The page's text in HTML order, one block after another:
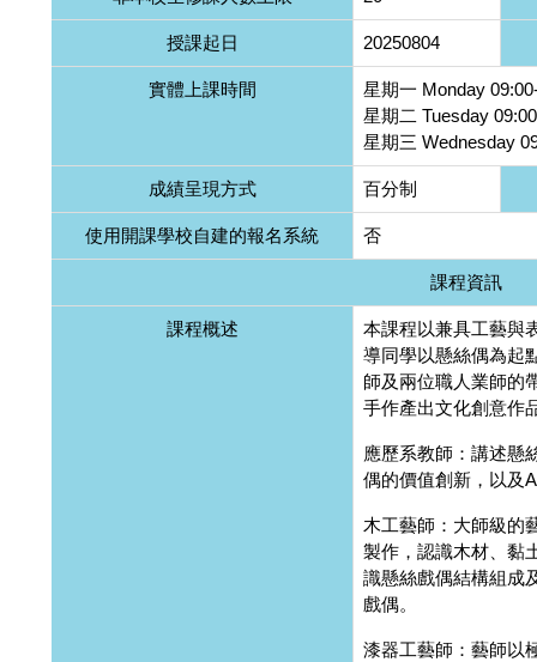
授課起日 20250804
實體上課時間
星期一 Monday
星期二 Tuesday
星期三 Wednesday
成績呈現方式 百分制
使用開課學校自建的報名系統 否
課程資訊
課程概述
本課程以兼具工藝與
導同學以懸絲偶為起
師及兩位職人業師的
手作產出文化創意作
應歷系教師：講述懸
偶的價值創新，以及
木工藝師：大師級的
製作，認識木材、黏
識懸絲戲偶結構組成
戲偶。
漆器工藝師：藝師以